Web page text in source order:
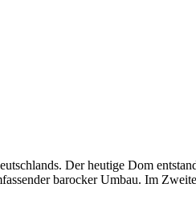
Der heutige Dom
barocker Umbau. Im